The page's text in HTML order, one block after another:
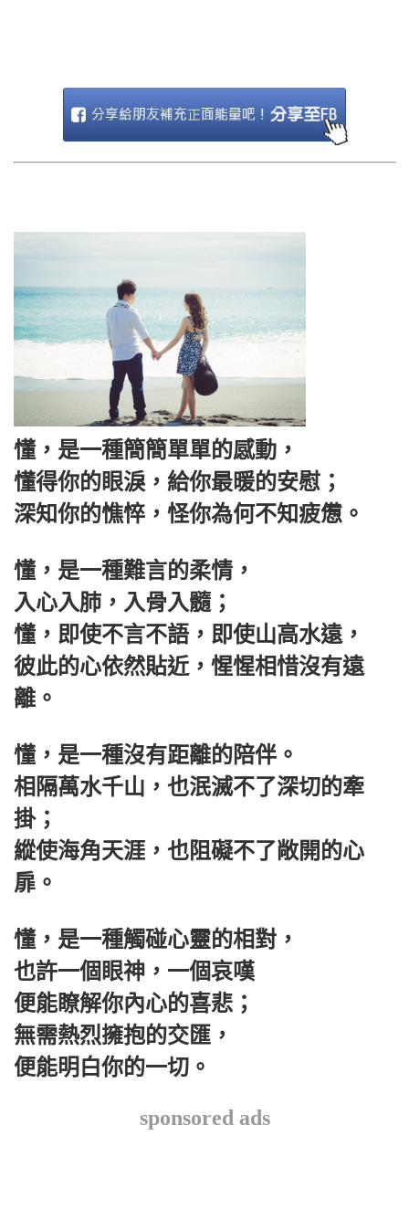
懂，是一種簡簡單單的感動，
懂得你的眼淚，給你最暖的安慰；
深知你的憔悴，怪你為何不知疲憊。
懂，是一種難言的柔情，
入心入肺，入骨入髓；
懂，即使不言不語，即使山高水遠，
彼此的心依然貼近，惺惺相惜沒有遠
離。
懂，是一種沒有距離的陪伴。
相隔萬水千山，也泯滅不了深切的牽
掛；
縱使海角天涯，也阻礙不了敞開的心
扉。
懂，是一種觸碰心靈的相對，
也許一個眼神，一個哀嘆
便能瞭解你內心的喜悲；
無需熱烈擁抱的交匯，
便能明白你的一切。
sponsored ads